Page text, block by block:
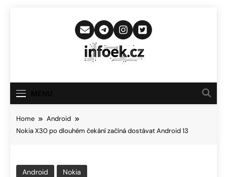
Infoek.cz
Novinkám
Home
Android
Nokia X30 po dlouhém čekání začíná dostávat Android 13
Android Nokia